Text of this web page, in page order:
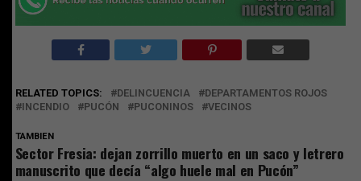
RELATED TOPICS: DELINCUENCIA
DEPARTAMENTOS ROJOS
INCENDIO
PUCÓN PUCONINOS VECINOS
TAMBIEN
Sector Fresia: dejan zorrillo muerto en un saco y letrero
manuscrito que decía “algo huele mal en Pucón”